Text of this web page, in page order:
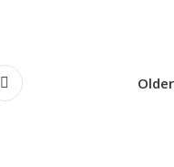
Older